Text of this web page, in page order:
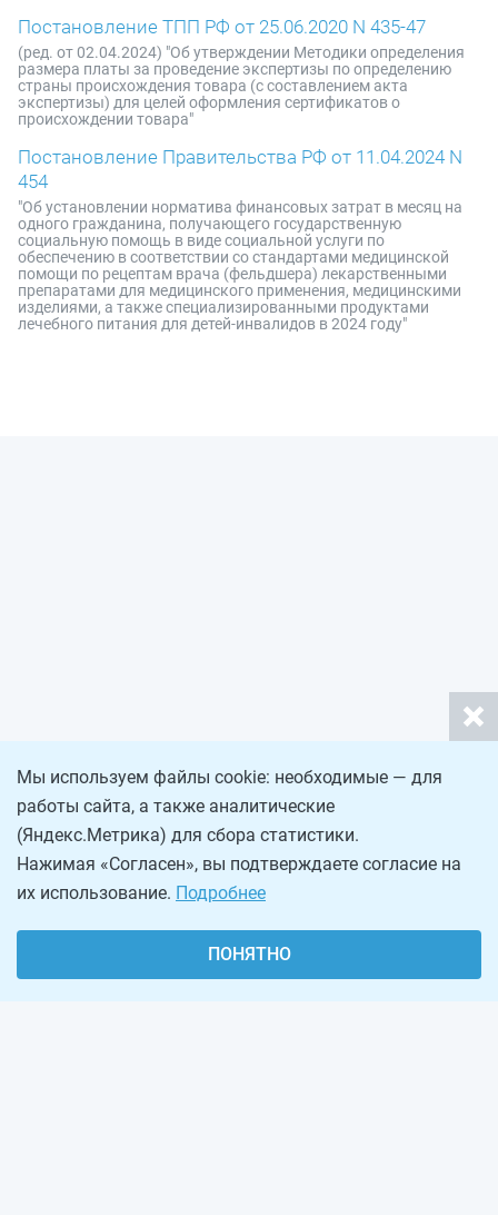
Постановление ТПП РФ от 25.06.2020 N 435-47
(ред. от 02.04.2024) "Об утверждении Методики определения
размера платы за проведение экспертизы по определению
страны происхождения товара (с составлением акта
экспертизы) для целей оформления сертификатов о
происхождении товара"
Постановление Правительства РФ от 11.04.2024 N
454
"Об установлении норматива финансовых затрат в месяц на
одного гражданина, получающего государственную
социальную помощь в виде социальной услуги по
обеспечению в соответствии со стандартами медицинской
помощи по рецептам врача (фельдшера) лекарственными
препаратами для медицинского применения, медицинскими
изделиями, а также специализированными продуктами
лечебного питания для детей-инвалидов в 2024 году"
Мы используем файлы cookie: необходимые — для
работы сайта, а также аналитические
(Яндекс.Метрика) для сбора статистики.
Нажимая «Согласен», вы подтверждаете согласие на
их использование. Подробнее
ПОНЯТНО